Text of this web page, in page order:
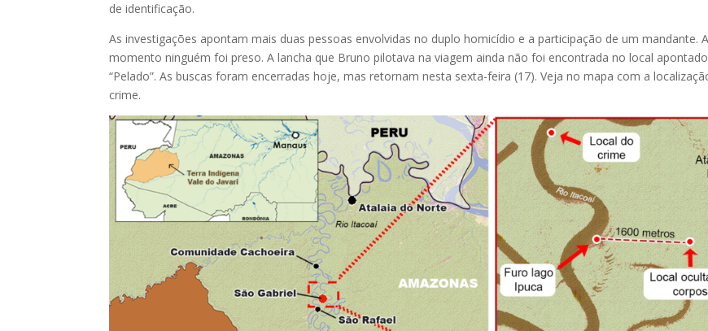
de identificação.
As investigações apontam mais duas pessoas envolvidas no duplo homicídio e a participação de um mandante.
momento ninguém foi preso. A lancha que Bruno pilotava na viagem ainda não foi encontrada no local
“Pelado”. As buscas foram encerradas hoje, mas retornam nesta sexta-feira (17). Veja no mapa com a
crime.